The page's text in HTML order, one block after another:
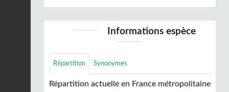
Informations espèce
Répartition Synonymes
Répartition actuelle en France métropolitaine